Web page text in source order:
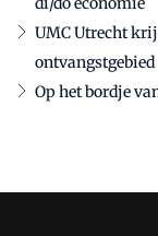
UMC Utrecht
ontvangstgebied
Op het bordje